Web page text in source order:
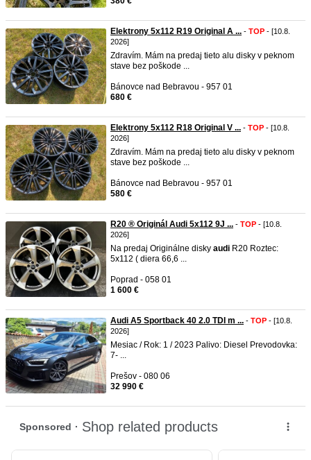
Elektrony 5x112 R19 Original A ... - TOP - [10.8.
2026]
Zdravím. Mám na predaj tieto alu disky v peknom
stave bez poškode ...
Bánovce nad Bebravou - 957 01
680 €
Elektrony 5x112 R18 Original V ... - TOP - [10.8.
2026]
Zdravím. Mám na predaj tieto alu disky v peknom
stave bez poškode ...
Bánovce nad Bebravou - 957 01
580 €
R20 ®️ Originál Audi 5x112 9J ... - TOP - [10.8.
2026]
Na predaj Originálne disky audi R20 Roztec:
5x112 ( diera 66,6 ...
Poprad - 058 01
1 600 €
Audi A5 Sportback 40 2.0 TDI m ... - TOP - [10.8.
2026]
Mesiac / Rok: 1 / 2023 Palivo: Diesel Prevodovka:
7- ...
Prešov - 080 06
32 990 €